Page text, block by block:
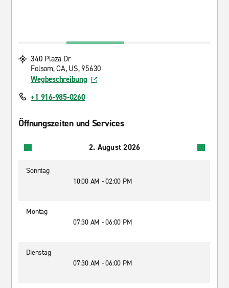
340 Plaza Dr
Folsom, CA, US, 95630
Wegbeschreibung
+1 916-985-0260
Öffnungszeiten und Services
2. August 2026
Sonntag
10:00 AM - 02:00 PM
Montag
07:30 AM - 06:00 PM
Dienstag
07:30 AM - 06:00 PM